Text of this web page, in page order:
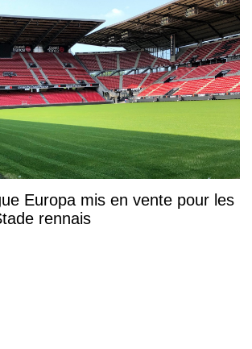
Europa mis en vente pour les
rennais